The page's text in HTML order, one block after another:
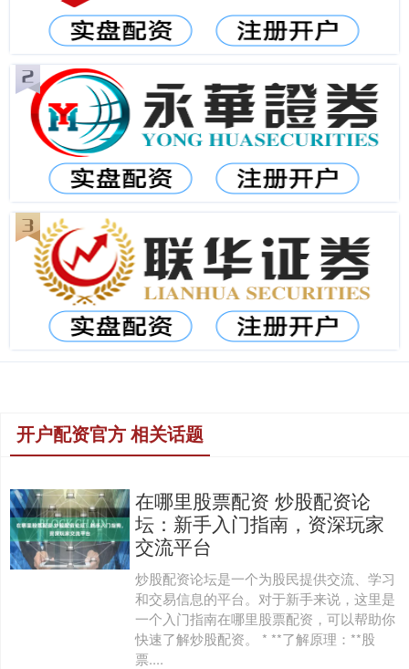
开户配资官方 相关话题
在哪里股票配资 炒股配资论
坛：新手入门指南，资深玩家
交流平台
炒股配资论坛是一个为股民提供交流、学习
和交易信息的平台。对于新手来说，这里是
一个入门指南在哪里股票配资，可以帮助你
快速了解炒股配资。 * **了解原理：**股
票....